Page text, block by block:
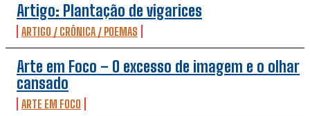
Artigo: Plantação de vigarices
ARTIGO / CRÔNICA / POEMAS
Arte em Foco – O excesso de imagem e o olhar
cansado
ARTE EM FOCO